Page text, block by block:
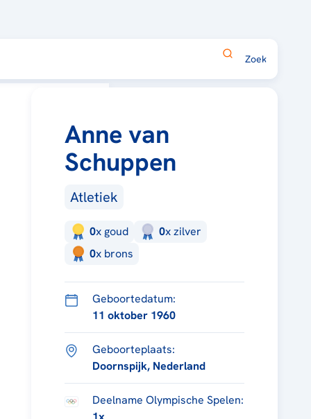
Anne van
Schuppen
Atletiek
0x goud 0xzilver
0x brons
Geboortedatum:
11 oktober 1960
Geboorteplaats:
Doornspijk, Nederland
Deelname Olympische Spelen: